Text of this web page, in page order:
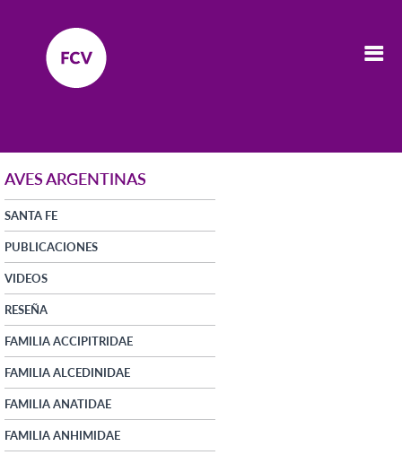
AVES ARGENTINAS
SANTA FE
PUBLICACIONES
VIDEOS
RESEÑA
FAMILIA ACCIPITRIDAE
FAMILIA ALCEDINIDAE
FAMILIA ANATIDAE
FAMILIA ANHIMIDAE